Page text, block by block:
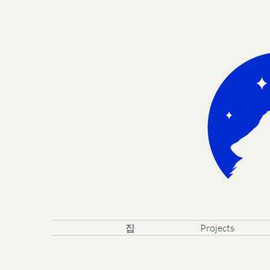
집 Projects